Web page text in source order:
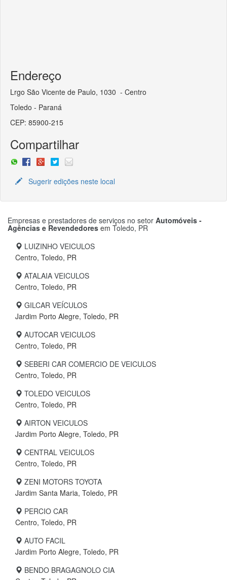
Endereço
Lrgo São Vicente de Paulo, 1030 - Centro
Toledo - Paraná
CEP: 85900-215
Compartilhar
Sugerir edições neste local
Empresas e prestadores de serviços no setor Automóveis -
Agências e Revendedores em Toledo, PR
LUIZINHO VEICULOS
Centro, Toledo, PR
ATALAIA VEICULOS
Centro, Toledo, PR
GILCAR VEÍCULOS
Jardim Porto Alegre, Toledo, PR
AUTOCAR VEICULOS
Centro, Toledo, PR
SEBERI CAR COMERCIO DE VEICULOS
Centro, Toledo, PR
TOLEDO VEICULOS
Centro, Toledo, PR
AIRTON VEICULOS
Jardim Porto Alegre, Toledo, PR
CENTRAL VEICULOS
Centro, Toledo, PR
ZENI MOTORS TOYOTA
Jardim Santa Maria, Toledo, PR
PERCIO CAR
Centro, Toledo, PR
AUTO FACIL
Jardim Porto Alegre, Toledo, PR
BENDO BRAGAGNOLO CIA